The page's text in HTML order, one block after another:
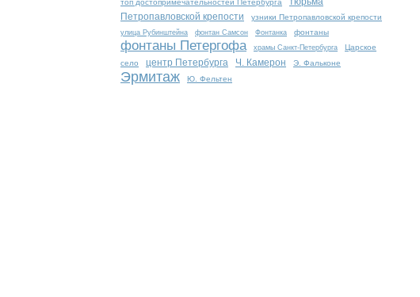
топ достопримечательностей Петербурга
Петропавловской крепости
узники Петропавловской крепости
улица Рубинштейна фонтан Самсон Фонтанка фонтаны
фонтаны Петергофа храмы Санкт-Петербурга
Царское
село
центр Петербурга Ч. Камерон Э. Фальконе
Эрмитаж Ю. Фельтен